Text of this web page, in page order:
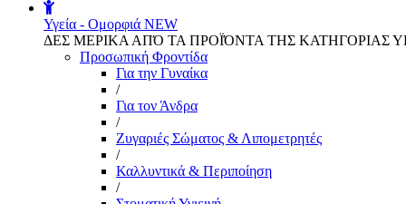
Υγεία - Ομορφιά NEW
ΔΕΣ ΜΕΡΙΚΑ ΑΠΌ ΤΑ ΠΡΟΪΌΝΤΑ ΤΗΣ ΚΑΤΗΓΟΡΙΑΣ
Προσωπική Φροντίδα
Για την Γυναίκα
/
Για τον Άνδρα
/
Ζυγαριές Σώματος & Λιπομετρητές
/
Καλλυντικά & Περιποίηση
/